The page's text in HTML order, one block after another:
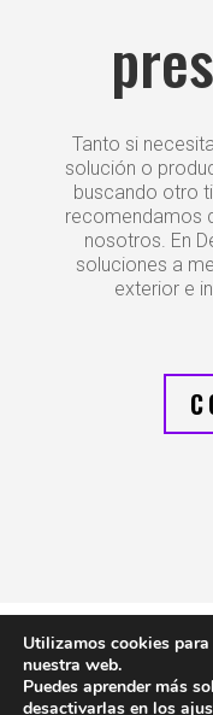
Tanto si
solución o
buscando otro
recomendamos
nosotros. En
soluciones a
exterior e
© 2024 Decorext –
Utilizamos cookies
nuestra web.
Puedes aprender más
desactivarlas en los